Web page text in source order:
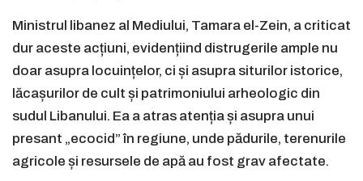
Ministrul libanez al Mediului, Tamara el-Zein, a criticat
dur aceste acțiuni, evidențiind distrugerile ample nu
doar asupra locuințelor, ci și asupra siturilor istorice,
lăcașurilor de cult și patrimoniului arheologic din
sudul Libanului. Ea a atras atenția și asupra unui
presant „ecocid” în regiune, unde pădurile, terenurile
agricole și resursele de apă au fost grav afectate.